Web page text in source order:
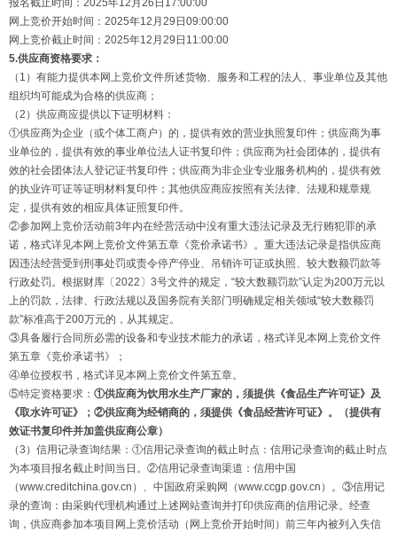
报名截止时间：2025年12月26日17:00:00
网上竞价开始时间：2025年12月29日09:00:00
网上竞价截止时间：2025年12月29日11:00:00
5.供应商资格要求 ：
（1）有能力提供本网上竞价文件所述货物、服务和工程的法人、事业单位及其他
组织均可能成为合格的供应商；
（2）供应商应提供以下证明材料：
①供应商为企业（或个体工商户）的，提供有效的营业执照复印件；供应商为事
业单位的，提供有效的事业单位法人证书复印件；供应商为社会团体的，提供有
效的社会团体法人登记证书复印件；供应商为非企业专业服务机构的，提供有效
的执业许可证等证明材料复印件；其他供应商应按照有关法律、法规和规章规
定，提供有效的相应具体证照复印件。
②参加网上竞价活动前3年内在经营活动中没有重大违法记录及无行贿犯罪的承
诺，格式详见本网上竞价文件第五章《竞价承诺书》。重大违法记录是指供应商
因违法经营受到刑事处罚或责令停产停业、吊销许可证或执照、较大数额罚款等
行政处罚。根据财库〔2022〕3号文件的规定，“较大数额罚款”认定为200万元以
上的罚款，法律、行政法规以及国务院有关部门明确规定相关领域“较大数额罚
款”标准高于200万元的，从其规定。
③具备履行合同所必需的设备和专业技术能力的承诺，格式详见本网上竞价文件
第五章《竞价承诺书》；
④单位授权书，格式详见本网上竞价文件第五章。
⑤特定资格要求： ①供应商为饮用水生产厂家的，须提供《食品生产许可证》及
《取水许可证》；②供应商为经销商的，须提供《食品经营许可证》。（提供有
效证书复印件并加盖供应商公章）
（3）信用记录查询结果：①信用记录查询的截止时点：信用记录查询的截止时点
为本项目报名截止时间当日。②信用记录查询渠道：信用中国
（www.creditchina.gov.cn）、中国政府采购网（www.ccgp.gov.cn）。③信用记
录的查询：由采购代理机构通过上述网站查询并打印供应商的信用记录。经查
询，供应商参加本项目网上竞价活动（网上竞价开始时间）前三年内被列入失信